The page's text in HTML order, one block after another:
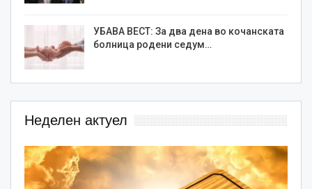
УБАВА ВЕСТ: За два дена во кочанската
болница родени седум…
Неделен актуел